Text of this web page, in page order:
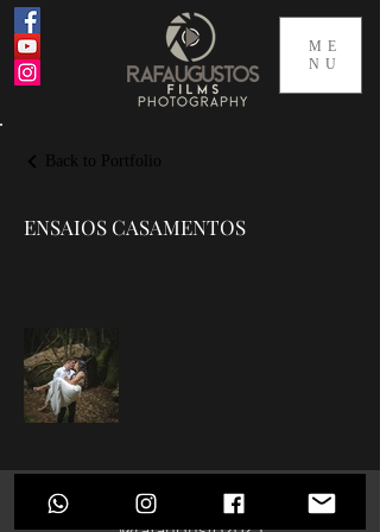
ME
NU
Back to Portfolio
ENSAIOS CASAMENTOS
Todos os direitos reservados